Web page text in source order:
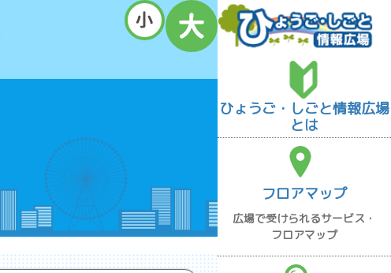
ひょうご・しごと情報広場
とは
フロアマップ
広場で受けられるサービス・
フロアマップ